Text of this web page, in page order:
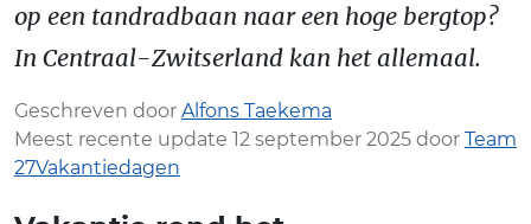
op een tandradbaan naar een hoge bergtop?
In Centraal-Zwitserland kan het allemaal.
Geschreven door Alfons Taekema
Meest recente update 12 september 2025 door Team
27Vakantiedagen